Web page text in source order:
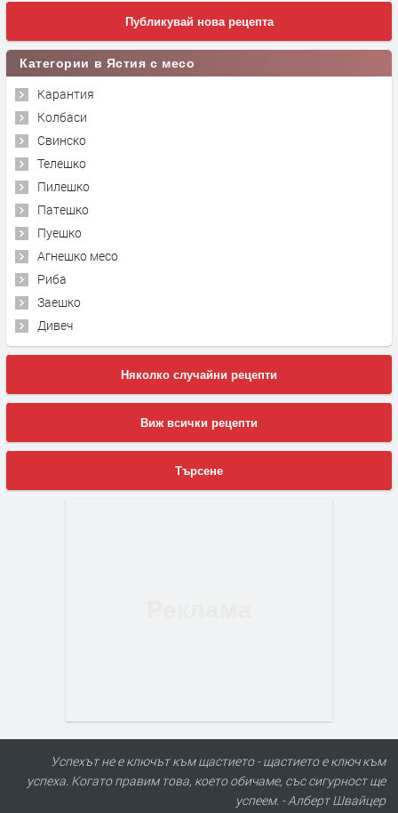
Публикувай нова рецепта
Категории в Ястия с месо
Карантия
Колбаси
Свинско
Телешко
Пилешко
Патешко
Пуешко
Агнешко месо
Риба
Заешко
Дивеч
Няколко случайни рецепти
Виж всички рецепти
Търсене
Успехът не е ключът към щастието - щастието е ключ към
успеха. Когато правим това, което обичаме, със сигурност ще
успеем. - Алберт Швайцер